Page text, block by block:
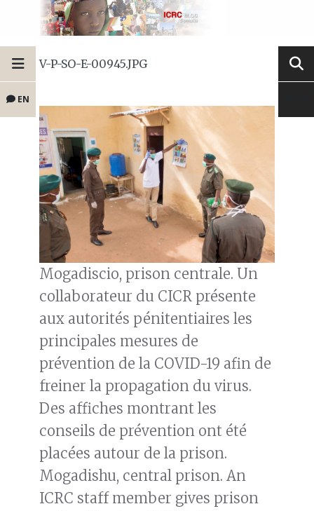
EN
V-P-SO-E-00945.JPG
Mogadiscio, prison centrale. Un
collaborateur du CICR présente
aux autorités pénitentiaires les
principales mesures de
prévention de la COVID-19 afin de
freiner la propagation du virus.
Des affiches montrant les
conseils de prévention ont été
placées autour de la prison.
Mogadishu, central prison. An
ICRC staff member gives prison